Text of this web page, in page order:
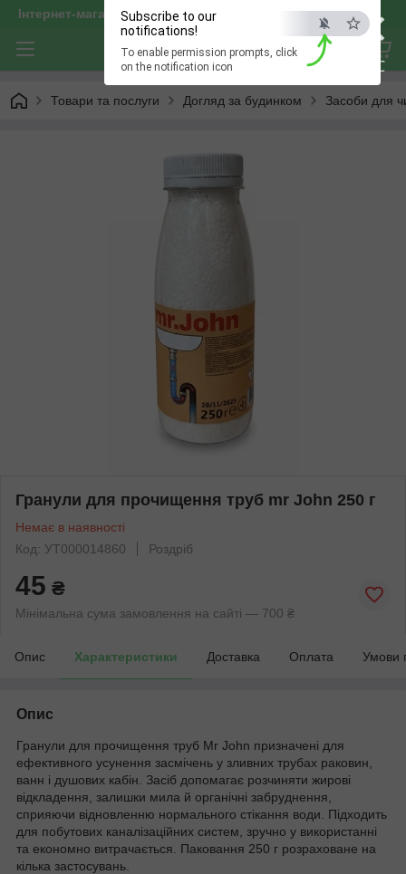
×
ESC
Subscribe to our
notifications!
To enable permission prompts, click
on the notification icon
Інтернет-магазин "optservis"
Товари та послуги Догляд за будинком Засоби для
Гранули для прочищення труб mr John 250 г
Немає в наявності
Код: УТ000014860
Роздріб
45 ₴
Мінімальна сума замовлення на сайті — 700 ₴
Опис Характеристики Доставка Оплата Умови
Опис
Гранули для прочищення труб Mr John призначені для
ефективного усунення засмічень у зливних трубах раковин,
ванн і душових кабін. Засіб допомагає розчиняти жирові
відкладення, залишки мила й органічні забруднення,
сприяючи відновленню нормального стікання води. Підходить
для побутових каналізаційних систем, зручно у використанні
та економно витрачається. Паковання 250 г розраховане на
кілька застосувань.